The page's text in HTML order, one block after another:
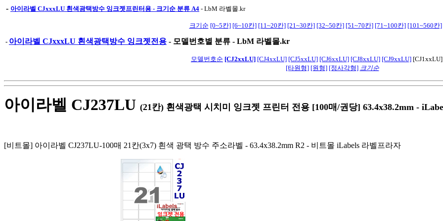
- 아이라벨 CJxxxLU 흰색광택방수 잉크젯프린터용 - 크기순 분류 A4 - LbM 라벨몰.kr
크기순 [0~5칸] [6~10칸] [11~20칸] [21~30칸] [32~50칸] [51~70칸] [71~100칸] [101~560칸]
- 아이라벨 CJxxxLU 흰색광택방수 잉크젯전용 - 모델번호별 분류 - LbM 라벨몰.kr
모델번호순 [CJ2xxLU] [CJ4xxLU] [CJ5xxLU] [CJ6xxLU] [CJ8xxLU] [CJ9xxLU] [CJ1xxLU]
[타원형] [원형] [정사각형] 크기순
아이라벨 CJ237LU (21칸) 흰색광택 시치미 잉크젯 프린터 전용 [100매/권당] 63.4x38.2mm -
[비트몰] 아이라벨 CJ237LU-100매 21칸(3x7) 흰색 광택 방수 주소라벨 - 63.4x38.2mm R2 - 비트몰 iLabels 라벨프라자